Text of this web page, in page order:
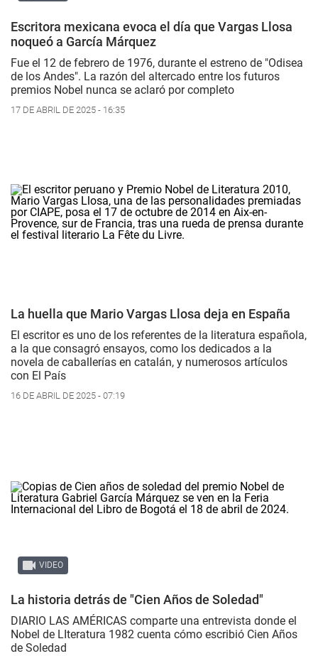
Escritora mexicana evoca el día que Vargas Llosa
noqueó a García Márquez
Fue el 12 de febrero de 1976, durante el estreno de "Odisea
de los Andes". La razón del altercado entre los futuros
premios Nobel nunca se aclaró por completo
17 DE ABRIL DE 2025 - 16:35
La huella que Mario Vargas Llosa deja en España
El escritor es uno de los referentes de la literatura española,
a la que consagró ensayos, como los dedicados a la
novela de caballerías en catalán, y numerosos artículos
con El País
16 DE ABRIL DE 2025 - 07:19
VIDEO
La historia detrás de "Cien Años de Soledad"
DIARIO LAS AMÉRICAS comparte una entrevista donde el
Nobel de LIteratura 1982 cuenta cómo escribió Cien Años
de Soledad